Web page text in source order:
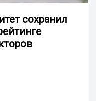
сохранил